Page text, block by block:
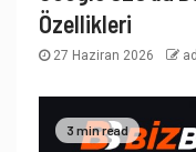
Özellikleri
27 Haziran 2026
3 min read